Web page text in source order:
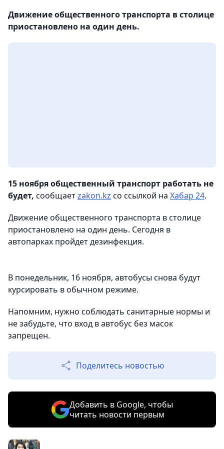
Движение общественного транспорта в столице
приостановлено на один день.
15 ноября общественный транспорт работать не
будет, сообщаетzakon.kz со ссылкой на Хабар 24.
Движение общественного транспорта в столице
приостановлено на один день. Сегодня в
автопарках пройдет дезинфекция.
В понедельник, 16 ноября, автобусы снова будут
курсировать в обычном режиме.
Напомним, нужно соблюдать санитарные нормы и
не забудьте, что вход в автобус без масок
запрещен.
Поделитесь новостью
Добавить в Google, чтобы
читать новости первым